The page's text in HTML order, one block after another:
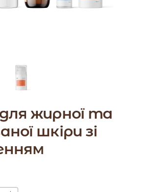
жирної та
шкіри зі